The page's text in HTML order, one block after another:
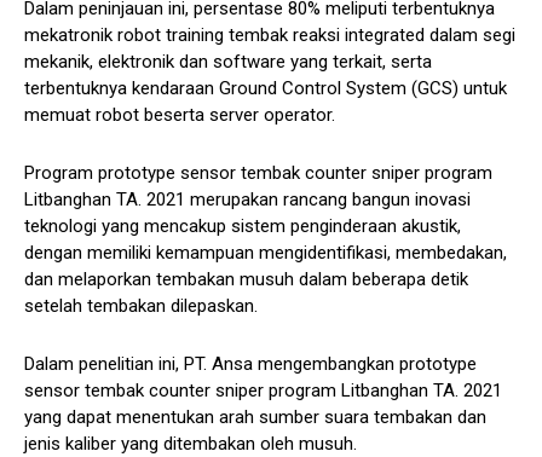
Dalam peninjauan ini, persentase 80% meliputi terbentuknya
mekatronik robot training tembak reaksi integrated dalam segi
mekanik, elektronik dan software yang terkait, serta
terbentuknya kendaraan Ground Control System (GCS) untuk
memuat robot beserta server operator.
Program prototype sensor tembak counter sniper program
Litbanghan TA. 2021 merupakan rancang bangun inovasi
teknologi yang mencakup sistem penginderaan akustik,
dengan memiliki kemampuan mengidentifikasi, membedakan,
dan melaporkan tembakan musuh dalam beberapa detik
setelah tembakan dilepaskan.
Dalam penelitian ini, PT. Ansa mengembangkan prototype
sensor tembak counter sniper program Litbanghan TA. 2021
yang dapat menentukan arah sumber suara tembakan dan
jenis kaliber yang ditembakan oleh musuh.